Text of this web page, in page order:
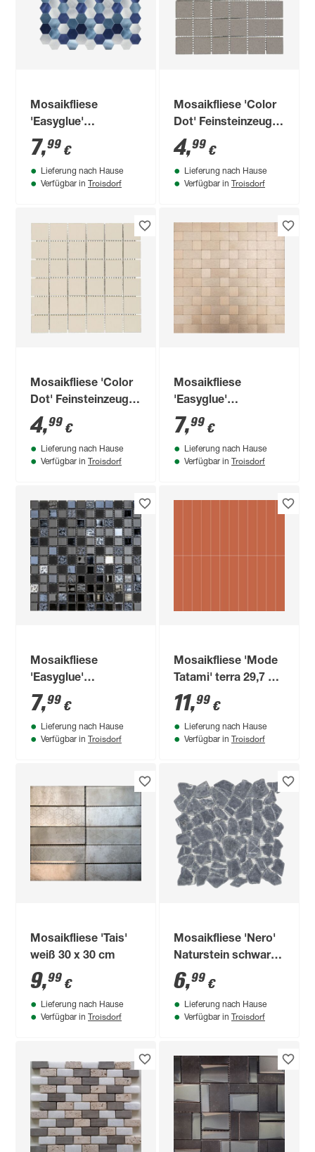
Mosaikfliese
'Easyglue'
selbstklebend
blau/silber 28 x 29
cm
7,99 €
Lieferung nach Hause
Verfügbar in Troisdorf
Mosaikfliese 'Color
Dot' Feinsteinzeug
grau 30 x 30 cm
4,99 €
Lieferung nach Hause
Verfügbar in Troisdorf
Mosaikfliese 'Color
Dot' Feinsteinzeug
ivory 30 x 30 cm
4,99 €
Lieferung nach Hause
Verfügbar in Troisdorf
Mosaikfliese
'Easyglue'
selbstklebend
Aluminium
kupferfarben 30,5 x
30,5 cm
7,99 €
Lieferung nach Hause
Verfügbar in Troisdorf
Mosaikfliese
'Easyglue'
selbstklebend Glas
schwarz 30 x 30 cm
7,99 €
Lieferung nach Hause
Verfügbar in Troisdorf
Mosaikfliese 'Mode
Tatami' terra 29,7 x
29,7 x 0,7 cm
11,99 €
Lieferung nach Hause
Verfügbar in Troisdorf
Mosaikfliese 'Tais'
weiß 30 x 30 cm
9,99 €
Lieferung nach Hause
Verfügbar in Troisdorf
Mosaikfliese 'Nero'
Naturstein schwarz
30 x 30 cm
6,99 €
Lieferung nach Hause
Verfügbar in Troisdorf